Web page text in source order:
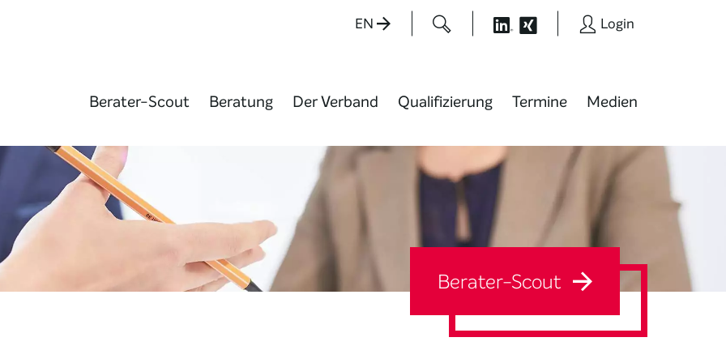
EN Login
Berater-Scout Beratung Der Verband Qualifizierung Termine Medien
Berater-Scout